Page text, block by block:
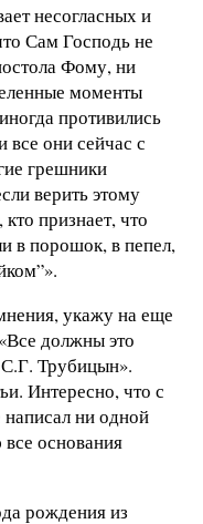
несогласных и
Сам Господь не
Фому, ни
моменты
противились
все они сейчас с
грешники
верить этому
признает, что
в порошок, в пепел,
укажу на еще
должны это
Трубицын».
Интересно, что с
написал ни одной
основания
рождения из